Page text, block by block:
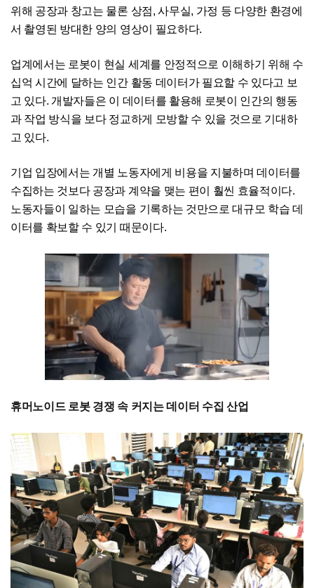
위해 공장과 창고는 물론 상점, 사무실, 가정 등 다양한 환경에
서 촬영된 방대한 양의 영상이 필요하다.
업계에서는 로봇이 현실 세계를 안정적으로 이해하기 위해 수
십억 시간에 달하는 인간 활동 데이터가 필요할 수 있다고 보
고 있다. 개발자들은 이 데이터를 활용해 로봇이 인간의 행동
과 작업 방식을 보다 정교하게 모방할 수 있을 것으로 기대하
고 있다.
기업 입장에서는 개별 노동자에게 비용을 지불하며 데이터를
수집하는 것보다 공장과 계약을 맺는 편이 훨씬 효율적이다.
노동자들이 일하는 모습을 기록하는 것만으로 대규모 학습 데
이터를 확보할 수 있기 때문이다.
휴머노이드 로봇 경쟁 속 커지는 데이터 수집 산업